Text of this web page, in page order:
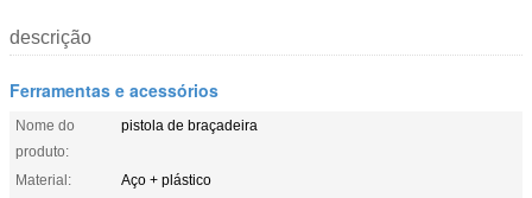
descrição
Ferramentas e acessórios
Nome do
produto:
pistola de braçadeira
Material:
Aço + plástico